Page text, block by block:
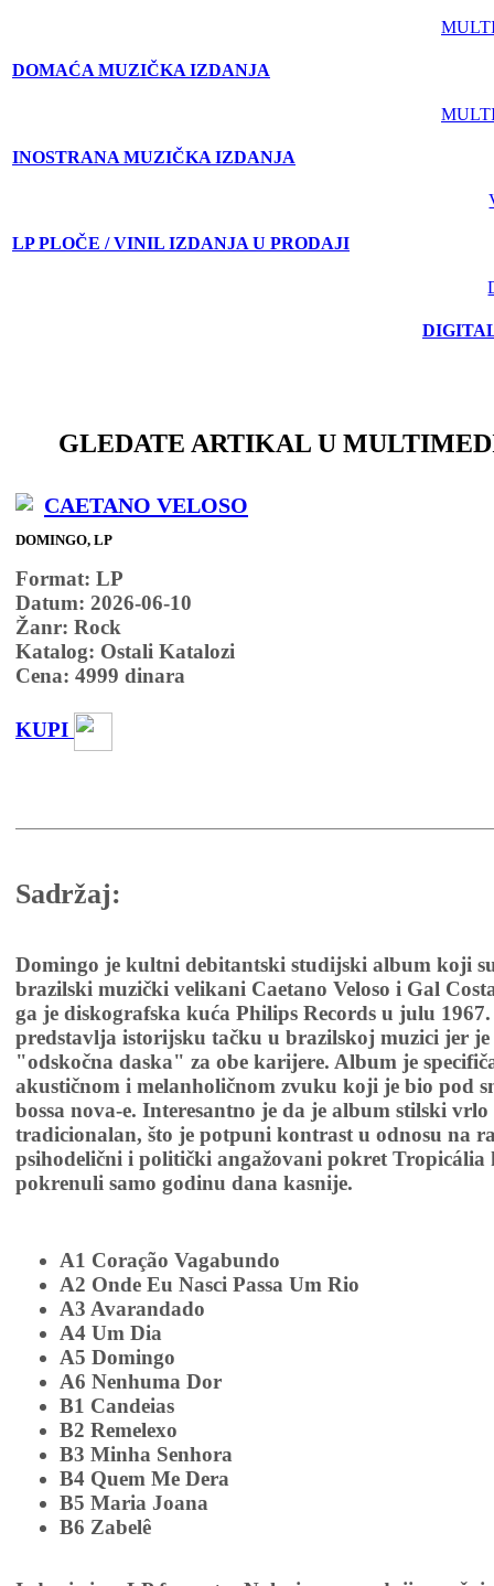
DOMAĆA MUZIČKA IZDANJA
INOSTRANA MUZIČKA IZDANJA
LP PLOČE / VINIL IZDANJA U PRODAJI
GLEDATE ARTIKAL U
CAETANO VELOSO
DOMINGO, LP
Format: LP
Datum: 2026-06-10
Žanr: Rock
Katalog: Ostali Katalozi
Cena: 4999 dinara
KUPI
Sadržaj:
Domingo je kultni debitantski studijski album koji
brazilski muzički velikani Caetano Veloso i Gal
ga je diskografska kuća Philips Records u julu
predstavlja istorijsku tačku u brazilskoj muzici jer je
"odskočna daska" za obe karijere. Album je
akustičnom i melanholičnom zvuku koji je bio pod
bossa nova-e. Interesantno je da je album stilski
tradicionalan, što je potpuni kontrast u odnosu na
psihodelični i politički angažovani pokret Tropicália
pokrenuli samo godinu dana kasnije.
A1 Coração Vagabundo
A2 Onde Eu Nasci Passa Um Rio
A3 Avarandado
A4 Um Dia
A5 Domingo
A6 Nenhuma Dor
B1 Candeias
B2 Remelexo
B3 Minha Senhora
B4 Quem Me Dera
B5 Maria Joana
B6 Zabelê